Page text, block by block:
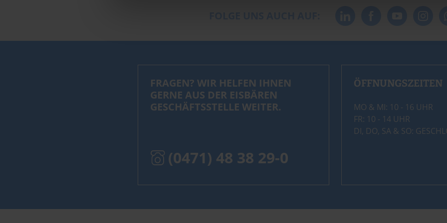
FRAGEN? WIR HELFEN IHNEN
GERNE AUS DER EISBÄREN
GESCHÄFTSSTELLE WEITER.
(0471) 48 38 29-0
ÖFFNUNGSZEITEN
MO & MI: 10 - 16 UHR
FR: 10 - 14 UHR
DI, DO, SA & SO: